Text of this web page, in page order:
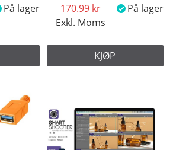
På lager
Exkl. Moms
170.99 På lager
KJØP